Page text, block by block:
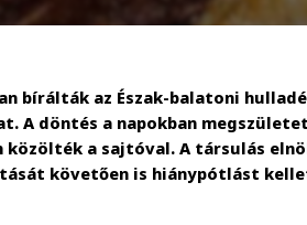
bírálták az Észak-balatoni
A döntés a napokban
a sajtóval. A társulás
követően is hiánypótlást